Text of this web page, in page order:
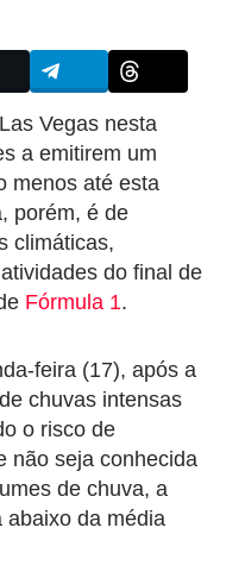
Vegas nesta
a emitirem um
menos até esta
porém, é de
climáticas,
do final de
Fórmula 1.
feira (17), após a
chuvas intensas
o risco de
não seja conhecida
de chuva, a
abaixo da média